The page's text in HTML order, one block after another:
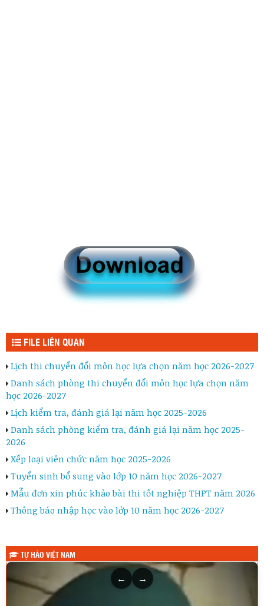
FILE LIÊN QUAN
Lịch thi chuyển đổi môn học lựa chọn năm học 2026-2027
Danh sách phòng thi chuyển đổi môn học lựa chọn năm
học 2026-2027
Lịch kiểm tra, đánh giá lại năm học 2025-2026
Danh sách phòng kiểm tra, đánh giá lại năm học 2025-
2026
Xếp loại viên chức năm học 2025-2026
Tuyển sinh bổ sung vào lớp 10 năm học 2026-2027
Mẫu đơn xin phúc khảo bài thi tốt nghiệp THPT năm 2026
Thông báo nhập học vào lớp 10 năm học 2026-2027
TỰ HÀO VIỆT NAM
← →